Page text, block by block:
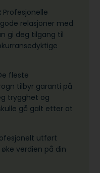
Profesjonelle
relasjoner med
gi deg tilgang til
fleste
tilbyr garanti på
trygghet og
gå galt etter at
utført
verdien på din